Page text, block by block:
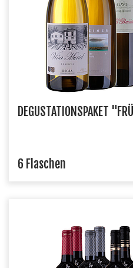
DEGUSTATIONSPAKET
6 Flaschen